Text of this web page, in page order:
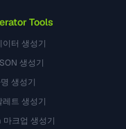
Tools
이터 생성기
생성기
생성기
레트 생성기
크업 생성기